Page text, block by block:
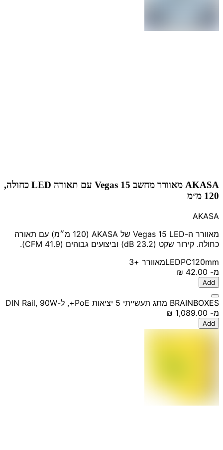
AKASA מאוורר מחשב Vegas 15 עם תאורה LED כחולה,
120 מ״מ
AKASA
מאוורר ה-Vegas 15 LED של AKASA (120 מ״מ) עם תאורה
כחולה. קירור שקט (23.2 dB) וביצועים גבוהים (41.9 CFM).
LEDPC120mm מאוורר +3
מ-
Add
BRAINBOXES מתג תעשייתי 5 יציאות PoE+, ל-DIN Rail, 90W
מ-
Add